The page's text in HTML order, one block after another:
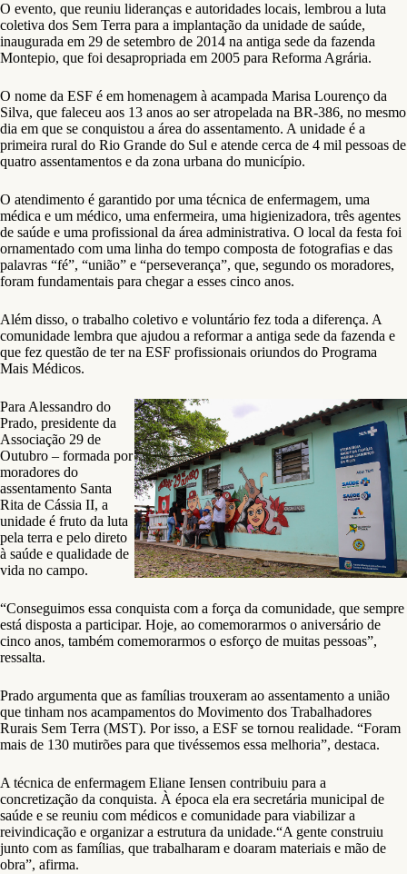
O evento, que reuniu lideranças e autoridades locais, lembrou a luta
coletiva dos Sem Terra para a implantação da unidade de saúde,
inaugurada em 29 de setembro de 2014 na antiga sede da fazenda
Montepio, que foi desapropriada em 2005 para Reforma Agrária.
O nome da ESF é em homenagem à acampada Marisa Lourenço da
Silva, que faleceu aos 13 anos ao ser atropelada na BR-386, no mesmo
dia em que se conquistou a área do assentamento. A unidade é a
primeira rural do Rio Grande do Sul e atende cerca de 4 mil pessoas de
quatro assentamentos e da zona urbana do município.
O atendimento é garantido por uma técnica de enfermagem, uma
médica e um médico, uma enfermeira, uma higienizadora, três agentes
de saúde e uma profissional da área administrativa. O local da festa foi
ornamentado com uma linha do tempo composta de fotografias e das
palavras “fé”, “união” e “perseverança”, que, segundo os moradores,
foram fundamentais para chegar a esses cinco anos.
Além disso, o trabalho coletivo e voluntário fez toda a diferença. A
comunidade lembra que ajudou a reformar a antiga sede da fazenda e
que fez questão de ter na ESF profissionais oriundos do Programa
Mais Médicos.
Para Alessandro do
Prado, presidente da
Associação 29 de
Outubro – formada por
moradores do
assentamento Santa
Rita de Cássia II, a
unidade é fruto da luta
pela terra e pelo direto
à saúde e qualidade de
vida no campo.
“Conseguimos essa conquista com a força da comunidade, que sempre
está disposta a participar. Hoje, ao comemorarmos o aniversário de
cinco anos, também comemorarmos o esforço de muitas pessoas”,
ressalta.
Prado argumenta que as famílias trouxeram ao assentamento a união
que tinham nos acampamentos do Movimento dos Trabalhadores
Rurais Sem Terra (MST). Por isso, a ESF se tornou realidade. “Foram
mais de 130 mutirões para que tivéssemos essa melhoria”, destaca.
A técnica de enfermagem Eliane Iensen contribuiu para a
concretização da conquista. À época ela era secretária municipal de
saúde e se reuniu com médicos e comunidade para viabilizar a
reivindicação e organizar a estrutura da unidade.“A gente construiu
junto com as famílias, que trabalharam e doaram materiais e mão de
obra”, afirma.